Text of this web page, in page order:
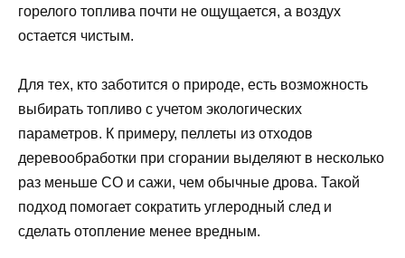
горелого топлива почти не ощущается, а воздух
остается чистым.
Для тех, кто заботится о природе, есть возможность
выбирать топливо с учетом экологических
параметров. К примеру, пеллеты из отходов
деревообработки при сгорании выделяют в несколько
раз меньше CO и сажи, чем обычные дрова. Такой
подход помогает сократить углеродный след и
сделать отопление менее вредным.